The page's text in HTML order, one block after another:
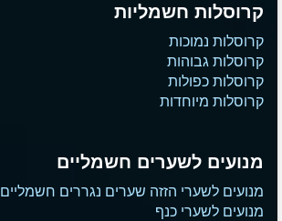
קרוסלות חשמליות
קרוסלות נמוכות
קרוסלות גבוהות
קרוסלות כפולות
קרוסלות מיוחדות
מנועים לשערים חשמליים
מנועים לשערי הזזה שערים נגררים חשמליים
מנועים לשערי כנף